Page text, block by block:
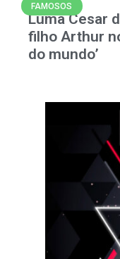
FAMOSOS
Luma Cesar
filho Arthur
do mundo’